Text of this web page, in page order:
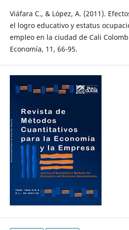
Viáfara C., & López, A. (2011).
el logro educativo y estatus
empleo en la ciudad de Cali
Economía, 11, 66-95.